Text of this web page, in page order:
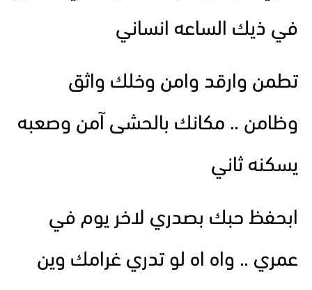
في ذيك الساعه انساني
تطمن وارقد وامن وخلك واثق
وظامن .. مكانك بالحشى آمن وصعبه
يسكنه ثاني
ابحفظ حبك بصدري لاخر يوم في
عمري .. واه اه لو تدري غرامك وين